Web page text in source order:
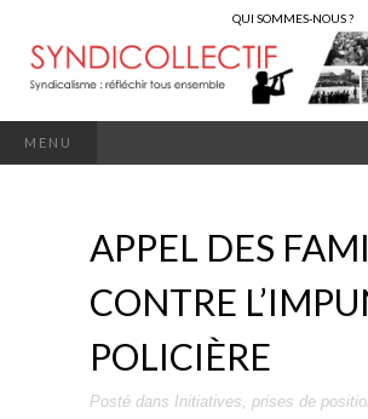
QUI SOMMES-NOUS ?
MENU
APPEL DES
CONTRE
POLICIÈRE
Posté dans Initiatives, prises de